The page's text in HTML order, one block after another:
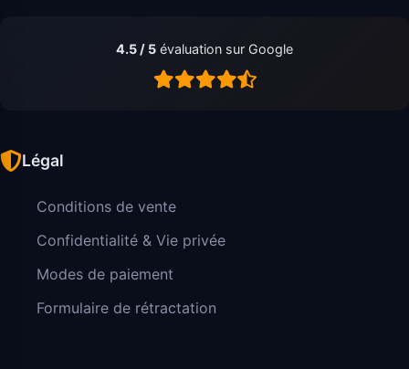
4.5 / 5 évaluation sur Google
Légal
Conditions de vente
Confidentialité & Vie privée
Modes de paiement
Formulaire de rétractation